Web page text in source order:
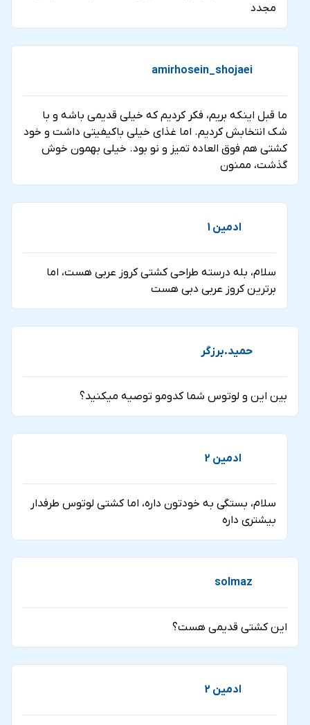
مجدد
amirhosein_shojaei
ما قبل اینکه بریم، فکر کردیم که خیلی قدیمی باشه و با
شک انتخابش کردیم. اما غذای خیلی باکیفیتی داشت و خود
کشتی هم فوق العاده تمیز و نو بود. خیلی بهمون خوش
گذشت، ممنون
ادمین 1
سلام، بله درسته طراحی کشتی کروز عربی هست، اما
برترین کروز عربی دبی هست
حمید.برزگر
بین این و لوتوس شما کدومو توصیه میکنید؟
ادمین 2
سلام، بستگی به خودتون داره، اما کشتی لوتوس طرفدار
بیشتری داره
solmaz
این کشتی قدیمی هست؟
ادمین 2